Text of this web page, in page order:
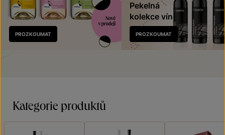
Nově
v prodeji
PROZKOUMAT
Pekelná
kolekce vín
PROZKOUMAT
Kategorie produktů